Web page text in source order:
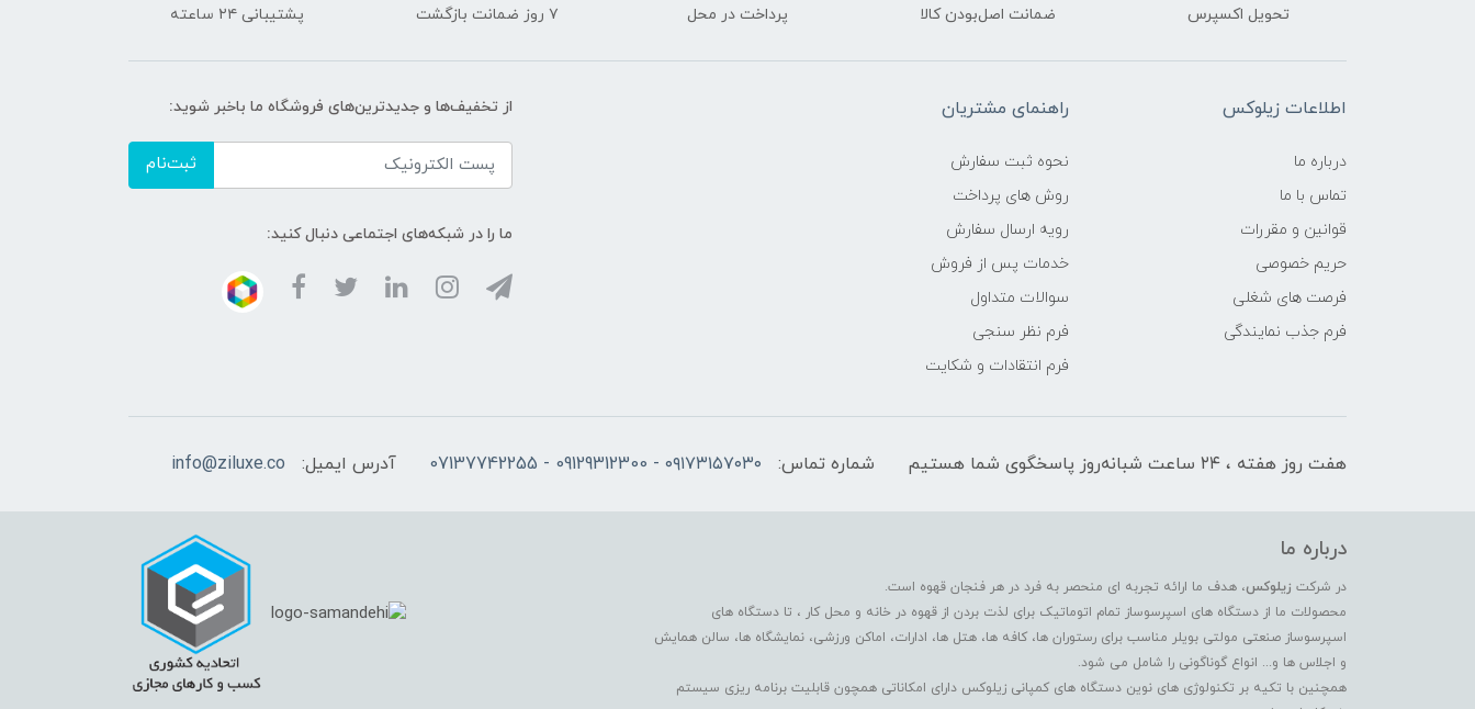
تحویل اکسپرس ضمانت اصل‌بودن کالا پرداخت در محل ۷ روز ضمانت بازگشت پشتیبانی ۲۴ ساعته
اطلاعات زیلوکس
درباره ما
تماس با ما
قوانین و مقررات
حریم خصوصی
فرصت های شغلی
فرم جذب نمایندگی
راهنمای مشتریان
نحوه ثبت سفارش
روش های پرداخت
رویه ارسال سفارش
خدمات پس از فروش
سوالات متداول
فرم نظر سنجی
فرم انتقادات و شکایت
از تخفیف‌ها و جدیدترین‌های فروشگاه ما باخبر شوید:
ثبت‌نام
ما را در شبکه‌های اجتماعی دنبال کنید:
هفت روز هفته ، ۲۴ ساعت شبانه‌روز پاسخگوی شما هستیم شماره تماس: ۰۹۱۷۳۱۵۷۰۳۰ - 09129312300 - 07137742255 آدرس ایمیل: info@ziluxe.co
درباره ما
در شرکت زیلوکس، هدف ما ارائه تجربه ای منحصر به فرد در هر فنجان قهوه است.
محصولات ما از دستگاه های اسپرسوساز تمام اتوماتیک برای لذت بردن از قهوه در خانه و محل کار ، تا دستگاه های
اسپرسوساز صنعتی مولتی بویلر مناسب برای رستوران ها، کافه ها، هتل ها، ادارات، اماکن ورزشی، نمایشگاه ها، سالن همایش
و اجلاس ها و... انواع گوناگونی را شامل می شود.
همچنین با تکیه بر تکنولوژی های نوین دستگاه های کمپانی زیلوکس دارای امکاناتی همچون قابلیت برنامه ریزی سیستم